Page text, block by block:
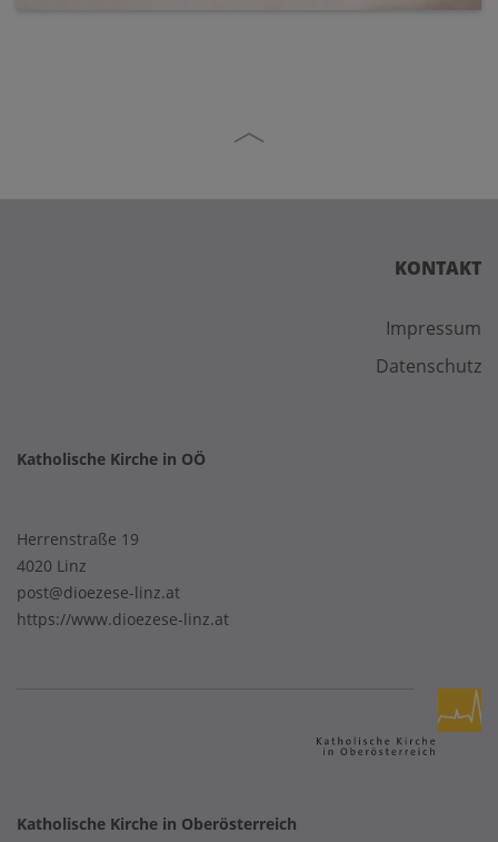
KONTAKT
Impressum
Datenschutz
Katholische Kirche in OÖ
Herrenstraße 19
4020 Linz
post@dioezese-linz.at
https://www.dioezese-linz.at
Katholische Kirche in Oberösterreich